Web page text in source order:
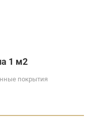
1 м2
покрытия